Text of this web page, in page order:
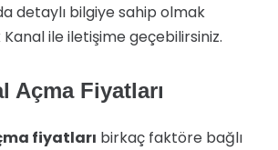
detaylı bilgiye sahip olmak
Kanal ile iletişime geçebilirsiniz.
Açma Fiyatları
fiyatları birkaç faktöre bağlı